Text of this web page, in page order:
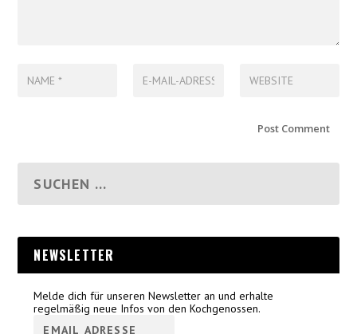
NEWSLETTER
Melde dich für unseren Newsletter an und erhalte
regelmäßig neue Infos von den Kochgenossen.